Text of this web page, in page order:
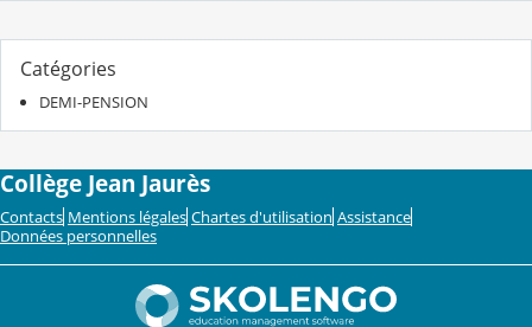
Catégories
DEMI-PENSION
Collège Jean Jaurès
Contacts Mentions légales Chartes d'utilisation Assistance
Données personnelles